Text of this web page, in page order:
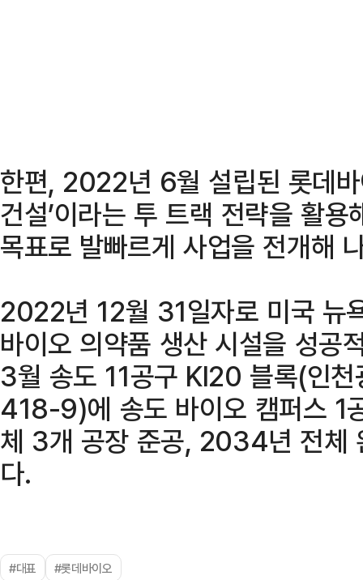
한편, 2022년 6월 설립된 롯데바
건설’이라는 투 트랙 전략을 활
목표로 발빠르게 사업을 전개해
2022년 12월 31일자로 미국 뉴
바이오 의약품 생산 시설을 성공
3월 송도 11공구 KI20 블록(인
418-9)에 송도 바이오 캠퍼스 1
체 3개 공장 준공, 2034년 전체
다.
#대표 #롯데바이오